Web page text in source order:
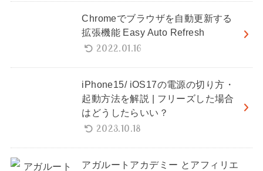
Chromeでブラウザを自動更新する
拡張機能 Easy Auto Refresh
2022.01.16
iPhone15/ iOS17の電源の切り方・
起動方法を解説 | フリーズした場合
はどうしたらいい？
2023.10.18
アガルートアカデミー とアフィリエ